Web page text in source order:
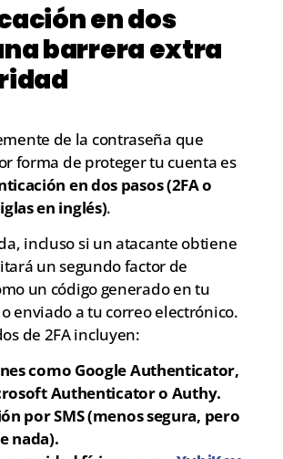
en dos
barrera extra
de la contraseña que
forma de proteger tu cuenta es
en dos pasos (2FA o
en inglés).
incluso si un atacante obtiene
un segundo factor de
un código generado en tu
enviado a tu correo electrónico.
de 2FA incluyen:
como Google Authenticator,
Authenticator o Authy.
por SMS (menos segura, pero
nada).